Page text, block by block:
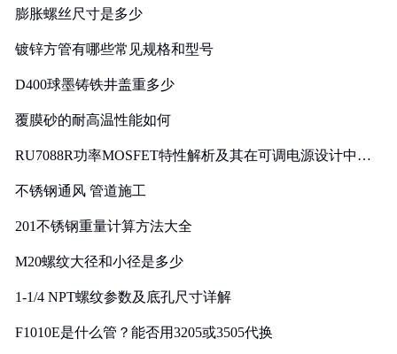
膨胀螺丝尺寸是多少
镀锌方管有哪些常见规格和型号
D400球墨铸铁井盖重多少
覆膜砂的耐高温性能如何
RU7088R功率MOSFET特性解析及其在可调电源设计中的
不锈钢通风 管道施工
201不锈钢重量计算方法大全
M20螺纹大径和小径是多少
1-1/4 NPT螺纹参数及底孔尺寸详解
F1010E是什么管？能否用3205或3505代换